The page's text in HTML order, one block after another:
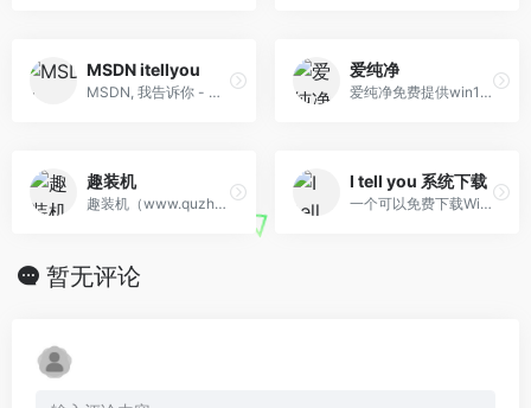
MSDN itellyou
MSDN, 我告诉你 - 做一个安静的工具站
爱纯净
爱纯净免费提供win10纯净版系统、win11纯净版系统、win7纯净版系统、win8纯净版系统、XP纯净版系统等ghost纯净版系统下载资源，安装纯净版系统，让电脑系统告别捆绑软件！
趣装机
趣装机（www.quzhuangji.com）是国内专业的DIY装机网站
I tell you 系统下载
一个可以免费下载Windows、Linux、macOS、Chromium OS等各类型原版系统的网站！
暂无评论